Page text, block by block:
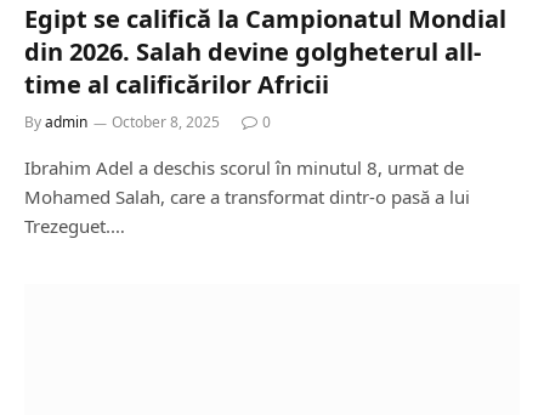
Egipt se califică la Campionatul Mondial
din 2026. Salah devine golgheterul all-
time al calificărilor Africii
Byadmin October 8, 2025 0
Ibrahim Adel a deschis scorul în minutul 8, urmat de
Mohamed Salah, care a transformat dintr-o pasă a lui
Trezeguet.…